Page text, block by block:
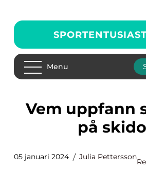
Menu
Vem uppfann skejting
på
05 januari 2024 Julia Pettersson